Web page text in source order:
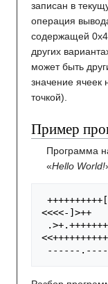
записан в
операция
содержащей
других
может быть
значение
точкой).
Пример
Программа
«Hello World!
++++++++++ [
<<<<- ] >++
.>+.+++++++
<<
------ .